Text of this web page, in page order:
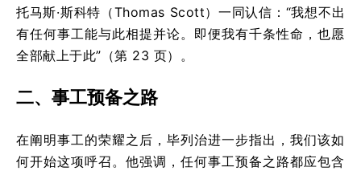
托马斯·斯科特（Thomas Scott）一同认信：“我想不出
有任何事工能与此相提并论。即便我有千条性命，也愿
全部献上于此”（第 23 页）。
二、事工预备之路
在阐明事工的荣耀之后，毕列治进一步指出，我们该如
何开始这项呼召。他强调，任何事工预备之路都应包含